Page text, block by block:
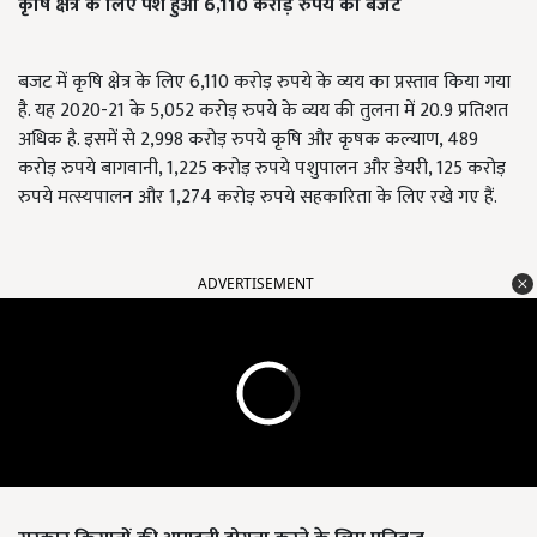
बजट में कृषि क्षेत्र के लिए 6,110 करोड़ रुपये के व्यय का प्रस्ताव किया गया
है. यह 2020-21 के 5,052 करोड़ रुपये के व्यय की तुलना में 20.9 प्रतिशत
अधिक है. इसमें से 2,998 करोड़ रुपये कृषि और कृषक कल्याण, 489
करोड़ रुपये बागवानी, 1,225 करोड़ रुपये पशुपालन और डेयरी, 125 करोड़
रुपये मत्स्यपालन और 1,274 करोड़ रुपये सहकारिता के लिए रखे गए हैं.
ADVERTISEMENT